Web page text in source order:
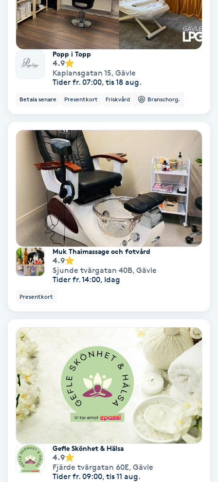
Sklerosering
Skoinlägg
Skägg
Skäggfärgning
Skäggklippning
Skäggtrimmning
Skönhet
Sockring
Spa
Spa manikyr & pedikyr
Spa-pedikyr
Spraytan
Stylist
Sugaring
Svensk massage
Svettbehandling
Popp i Topp
4.9
Kaplansgatan 15, Gävle
Tider fr. 07:00, tis 18 aug.
Betala senare Presentkort Friskvård Branschorg.
Muk Thaimassage och fotvård
4.9
Sjunde tvärgatan 40B, Gävle
Tider fr. 14:00, Idag
Presentkort
Gefle Skönhet & Hälsa
4.9
Fjärde tvärgatan 60E, Gävle
Tider fr. 09:00, tis 11 aug.